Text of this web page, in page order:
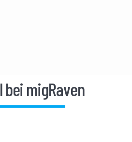
bei migRaven